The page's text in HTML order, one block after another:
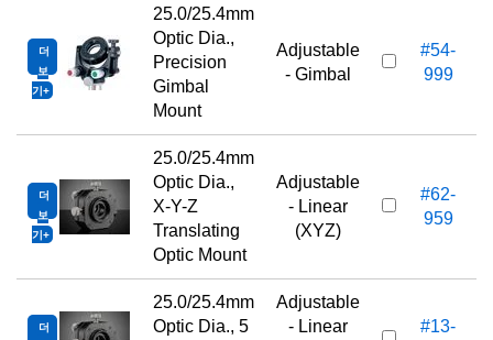
더
보
기
25.0/25.4mm
Optic Dia.,
Precision
Gimbal
Mount
Adjustable
- Gimbal
#54-
999
더
보
기
25.0/25.4mm
Optic Dia.,
X-Y-Z
Translating
Optic Mount
Adjustable
- Linear
(XYZ)
#62-
959
더
25.0/25.4mm
Optic Dia., 5
Adjustable
- Linear
#13-